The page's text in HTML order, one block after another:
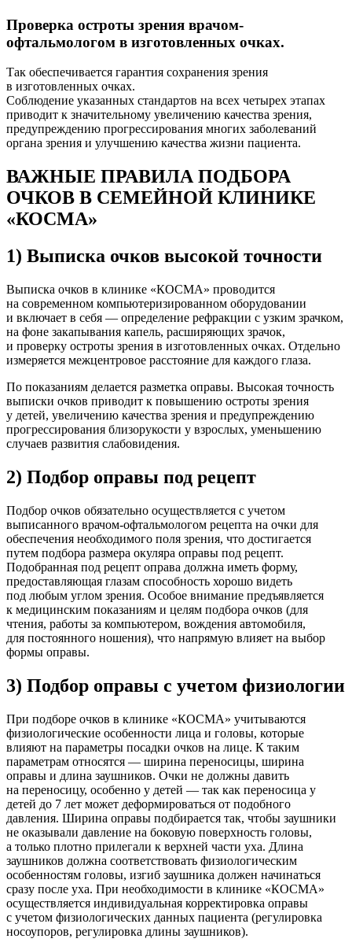
Проверка остроты зрения врачом-
офтальмологом в изготовленных очках.
Так обеспечивается гарантия сохранения зрения
в изготовленных очках.
Соблюдение указанных стандартов на всех четырех этапах
приводит к значительному увеличению качества зрения,
предупреждению прогрессирования многих заболеваний
органа зрения и улучшению качества жизни пациента.
ВАЖНЫЕ ПРАВИЛА ПОДБОРА
ОЧКОВ В СЕМЕЙНОЙ КЛИНИКЕ
«КОСМА»
1) Выписка очков высокой точности
Выписка очков в клинике «КОСМА» проводится
на современном компьютеризированном оборудовании
и включает в себя — определение рефракции с узким зрачком,
на фоне закапывания капель, расширяющих зрачок,
и проверку остроты зрения в изготовленных очках. Отдельно
измеряется межцентровое расстояние для каждого глаза.
По показаниям делается разметка оправы. Высокая точность
выписки очков приводит к повышению остроты зрения
у детей, увеличению качества зрения и предупреждению
прогрессирования близорукости у взрослых, уменьшению
случаев развития слабовидения.
2) Подбор оправы под рецепт
Подбор очков обязательно осуществляется с учетом
выписанного врачом-офтальмологом рецепта на очки для
обеспечения необходимого поля зрения, что достигается
путем подбора размера окуляра оправы под рецепт.
Подобранная под рецепт оправа должна иметь форму,
предоставляющая глазам способность хорошо видеть
под любым углом зрения. Особое внимание предъявляется
к медицинским показаниям и целям подбора очков (для
чтения, работы за компьютером, вождения автомобиля,
для постоянного ношения), что напрямую влияет на выбор
формы оправы.
3) Подбор оправы с учетом физиологии
При подборе очков в клинике «КОСМА» учитываются
физиологические особенности лица и головы, которые
влияют на параметры посадки очков на лице. К таким
параметрам относятся — ширина переносицы, ширина
оправы и длина заушников. Очки не должны давить
на переносицу, особенно у детей — так как переносица у
детей до 7 лет может деформироваться от подобного
давления. Ширина оправы подбирается так, чтобы заушники
не оказывали давление на боковую поверхность головы,
а только плотно прилегали к верхней части уха. Длина
заушников должна соответствовать физиологическим
особенностям головы, изгиб заушника должен начинаться
сразу после уха. При необходимости в клинике «КОСМА»
осуществляется индивидуальная корректировка оправы
с учетом физиологических данных пациента (регулировка
носоупоров, регулировка длины заушников).